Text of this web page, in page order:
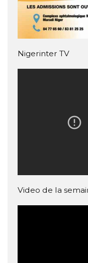
Nigerinter TV
Video de la